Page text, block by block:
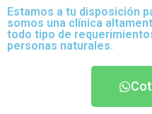
Estamos a tu disposición
somos una clínica
todo tipo de
personas naturales.